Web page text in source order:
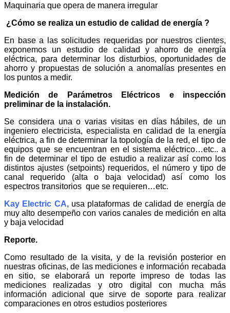
Maquinaria que opera de manera irregular
¿Cómo se realiza un estudio de calidad de energía ?
En base a las solicitudes requeridas por nuestros clientes,
exponemos un estudio de calidad y ahorro de energía
eléctrica, para determinar los disturbios, oportunidades de
ahorro y propuestas de solución a anomalías presentes en
los puntos a medir.
Medición de Parámetros Eléctricos e inspección
preliminar de la instalación.
Se considera una o varias visitas en días hábiles, de un
ingeniero electricista, especialista en calidad de la energía
eléctrica, a fin de determinar la topología de la red, el tipo de
equipos que se encuentran en el sistema eléctrico…etc.. a
fin de determinar el tipo de estudio a realizar así como los
distintos ajustes (setpoints) requeridos, el número y tipo de
canal requerido (alta o baja velocidad) así como los
espectros transitorios que se requieren…etc.
Kay Electric CA, usa plataformas de calidad de energía de
muy alto desempeño con varios canales de medición en alta
y baja velocidad
Reporte.
Como resultado de la visita, y de la revisión posterior en
nuestras oficinas, de las mediciones e información recabada
en sitio, se elaborará un reporte impreso de todas las
mediciones realizadas y otro digital con mucha más
información adicional que sirve de soporte para realizar
comparaciones en otros estudios posteriores